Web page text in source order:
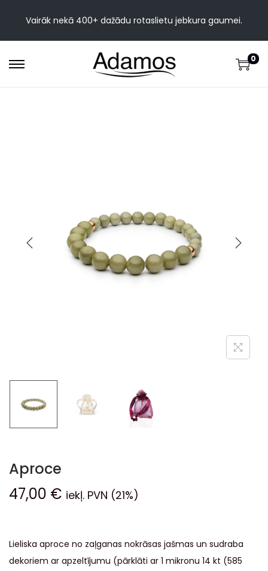
Vairāk nekā 400+ dažādu rotaslietu jebkura gaumei.
0
Aproce
47,00 € iekļ. PVN (21%)
Lieliska aproce no zaļganas nokrāsas jašmas un sudraba
dekoriem ar apzeltījumu (pārklāti ar 1 mikronu 14 kt (585